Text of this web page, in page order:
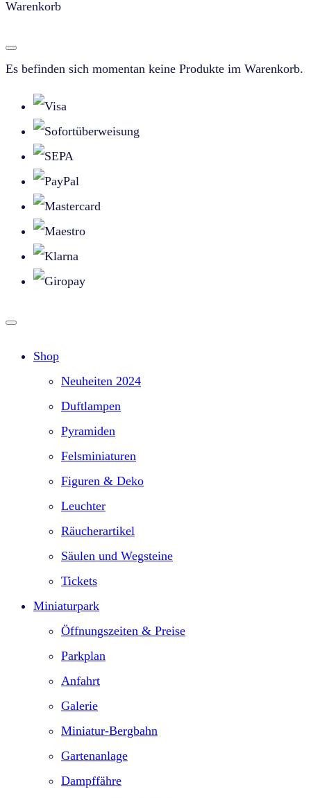
Warenkorb
Es befinden sich momentan keine Produkte im Warenkorb.
Shop
Neuheiten 2024
Duftlampen
Pyramiden
Felsminiaturen
Figuren & Deko
Leuchter
Räucherartikel
Säulen und Wegsteine
Tickets
Miniaturpark
Öffnungszeiten & Preise
Parkplan
Anfahrt
Galerie
Miniatur-Bergbahn
Gartenanlage
Dampffähre